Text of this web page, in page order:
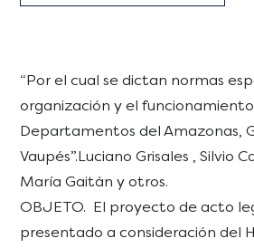
“Por el cual se dictan normas
organización y el
Departamentos del Amazonas,
Vaupés”.Luciano Grisales , Silvio
María Gaitán y otros.
OBJETO. El proyecto de acto
presentado a consideración del